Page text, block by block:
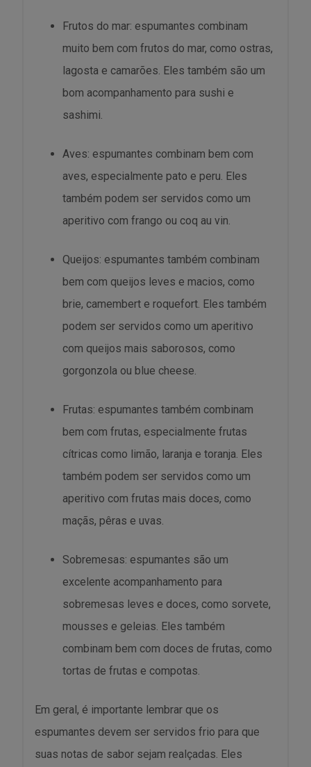
Frutos do mar: espumantes combinam
muito bem com frutos do mar, como ostras,
lagosta e camarões. Eles também são um
bom acompanhamento para sushi e
sashimi.
Aves: espumantes combinam bem com
aves, especialmente pato e peru. Eles
também podem ser servidos como um
aperitivo com frango ou coq au vin.
Queijos: espumantes também combinam
bem com queijos leves e macios, como
brie, camembert e roquefort. Eles também
podem ser servidos como um aperitivo
com queijos mais saborosos, como
gorgonzola ou blue cheese.
Frutas: espumantes também combinam
bem com frutas, especialmente frutas
cítricas como limão, laranja e toranja. Eles
também podem ser servidos como um
aperitivo com frutas mais doces, como
maçãs, pêras e uvas.
Sobremesas: espumantes são um
excelente acompanhamento para
sobremesas leves e doces, como sorvete,
mousses e geleias. Eles também
combinam bem com doces de frutas, como
tortas de frutas e compotas.
Em geral, é importante lembrar que os
espumantes devem ser servidos frio para que
suas notas de sabor sejam realçadas. Eles